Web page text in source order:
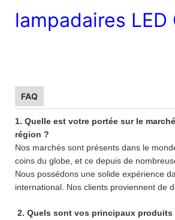
FAQ
1. Quelle est votre portée sur le
région ?
Nos marchés sont présents dans le
coins du globe, et ce depuis de
Nous possédons une solide expérience
international. Nos clients proviennent de
2. Quels sont vos principaux produits